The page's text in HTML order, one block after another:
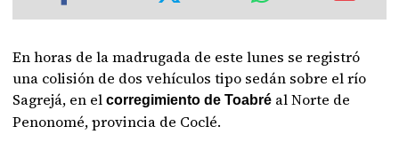
En horas de la madrugada de este lunes se registró
una colisión de dos vehículos tipo sedán sobre el río
Sagrejá, en elcorregimiento de Toabré al Norte de
Penonomé, provincia de Coclé.